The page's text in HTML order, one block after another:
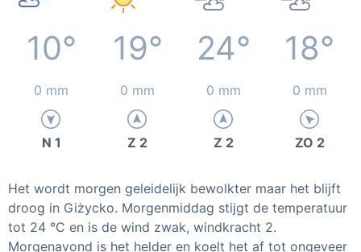
10° 19° 24° 18°
0 mm 0 mm 0 mm 0 mm
N 1 Z 2 Z 2 ZO 2
Het wordt morgen geleidelijk bewolkter maar het blijft
droog in Giżycko. Morgenmiddag stijgt de temperatuur
tot 24 °C en is de wind zwak, windkracht 2.
Morgenavond is het helder en koelt het af tot ongeveer